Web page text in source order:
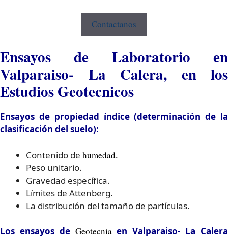
Contactanos
Ensayos de Laboratorio en
Valparaiso- La Calera, en los
Estudios Geotecnicos
Ensayos de propiedad índice (determinación de la
clasificación del suelo):
Contenido de humedad.
Peso unitario.
Gravedad específica.
Límites de Attenberg.
La distribución del tamaño de partículas.
Los ensayos de Geotecniaen Valparaiso- La Calera